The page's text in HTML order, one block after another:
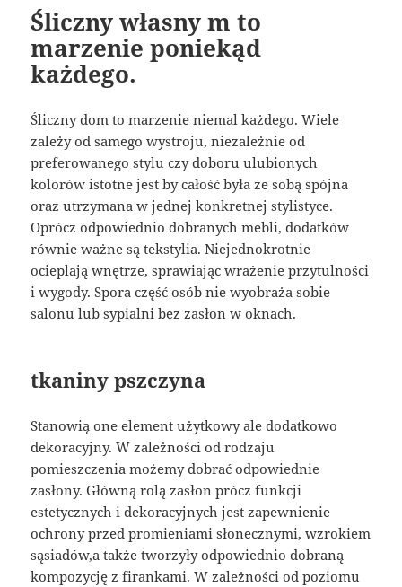
Śliczny własny m to
marzenie poniekąd
każdego.
Śliczny dom to marzenie niemal każdego. Wiele
zależy od samego wystroju, niezależnie od
preferowanego stylu czy doboru ulubionych
kolorów istotne jest by całość była ze sobą spójna
oraz utrzymana w jednej konkretnej stylistyce.
Oprócz odpowiednio dobranych mebli, dodatków
równie ważne są tekstylia. Niejednokrotnie
ocieplają wnętrze, sprawiając wrażenie przytulności
i wygody. Spora część osób nie wyobraża sobie
salonu lub sypialni bez zasłon w oknach.
tkaniny pszczyna
Stanowią one element użytkowy ale dodatkowo
dekoracyjny. W zależności od rodzaju
pomieszczenia możemy dobrać odpowiednie
zasłony. Główną rolą zasłon prócz funkcji
estetycznych i dekoracyjnych jest zapewnienie
ochrony przed promieniami słonecznymi, wzrokiem
sąsiadów,a także tworzyły odpowiednio dobraną
kompozycję z firankami. W zależności od poziomu